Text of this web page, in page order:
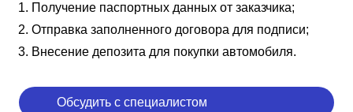
Получение паспортных данных от заказчика;
Отправка заполненного договора для подписи;
Внесение депозита для покупки автомобиля.
Обсудить с специалистом